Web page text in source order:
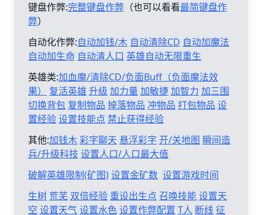
键盘作弊:完整键盘作弊 （也可以看看最简键盘作
弊）
自动化作弊:自动加钱/木 自动清除CD 自动加魔法
自动加生命 自动清人口 英雄自动无限重生
英雄类:加血魔/清除CD/负面Buff（负面魔法效
果）
复活英雄 升级 加力量 加敏捷加智力 加三围
切换背包 复制物品 掉落物品 冲物品 打包物品 设
置经验设置技能点 禁止获得经验
其他:加钱木彩字聊天 悬浮彩字 开/关地图 瞬间造
兵/升级科技 设置人口/人口最大值
破解英雄限制(矿图)设置金矿数 设置游戏时间
生树 荒芜 双倍经验 重设出生点 召唤技能设置天
空 设置天气设置水色设置作弊配置 T人 断线征